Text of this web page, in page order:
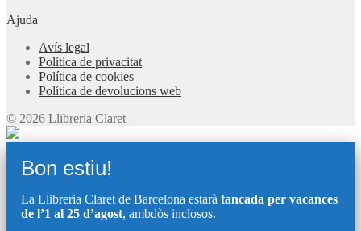
Ajuda
Avís legal
Política de privacitat
Política de cookies
Política de devolucions web
© 2026 Llibreria Claret
Bon estiu!
La Llibreria Claret de Barcelona estarà tancada per vacances
de l’1 al 25 d’agost, ambdòs inclosos.